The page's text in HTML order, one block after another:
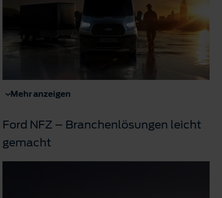
Mehr anzeigen
Ford NFZ – Branchenlösungen leicht
gemacht